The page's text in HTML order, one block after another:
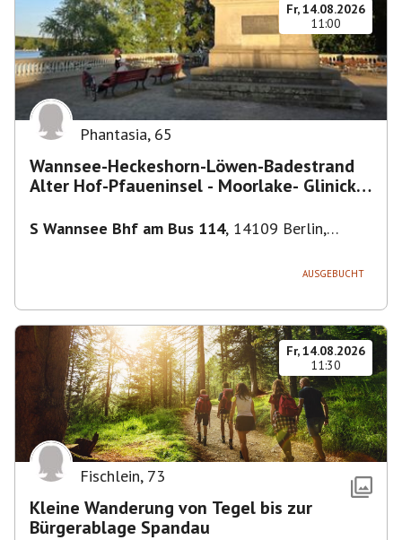
Fr, 14.08.2026
11:00
Phantasia, 65
Wannsee-Heckeshorn-Löwen-Badestrand
Alter Hof-Pfaueninsel - Moorlake- Glinicker
S Wannsee Bhf am Bus 114, 14109 Berlin,
AUSGEBUCHT
Fr, 14.08.2026
11:30
Fischlein, 73
Kleine Wanderung von Tegel bis zur
Bürgerablage Spandau